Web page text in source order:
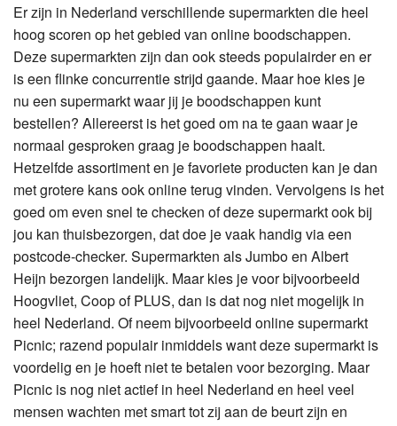
Er zijn in Nederland verschillende supermarkten die heel
hoog scoren op het gebied van online boodschappen.
Deze supermarkten zijn dan ook steeds populairder en er
is een flinke concurrentie strijd gaande. Maar hoe kies je
nu een supermarkt waar jij je boodschappen kunt
bestellen? Allereerst is het goed om na te gaan waar je
normaal gesproken graag je boodschappen haalt.
Hetzelfde assortiment en je favoriete producten kan je dan
met grotere kans ook online terug vinden. Vervolgens is het
goed om even snel te checken of deze supermarkt ook bij
jou kan thuisbezorgen, dat doe je vaak handig via een
postcode-checker. Supermarkten als Jumbo en Albert
Heijn bezorgen landelijk. Maar kies je voor bijvoorbeeld
Hoogvliet, Coop of PLUS, dan is dat nog niet mogelijk in
heel Nederland. Of neem bijvoorbeeld online supermarkt
Picnic; razend populair inmiddels want deze supermarkt is
voordelig en je hoeft niet te betalen voor bezorging. Maar
Picnic is nog niet actief in heel Nederland en heel veel
mensen wachten met smart tot zij aan de beurt zijn en